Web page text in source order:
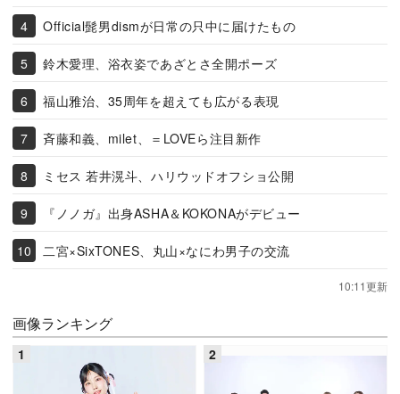
Official髭男dismが日常の只中に届けたもの
鈴木愛理、浴衣姿であざとさ全開ポーズ
福山雅治、35周年を超えても広がる表現
斉藤和義、milet、＝LOVEら注目新作
ミセス 若井滉斗、ハリウッドオフショ公開
『ノノガ』出身ASHA＆KOKONAがデビュー
二宮×SixTONES、丸山×なにわ男子の交流
10:11更新
画像ランキング